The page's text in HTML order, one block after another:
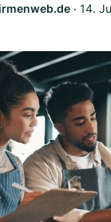
‧ 14.